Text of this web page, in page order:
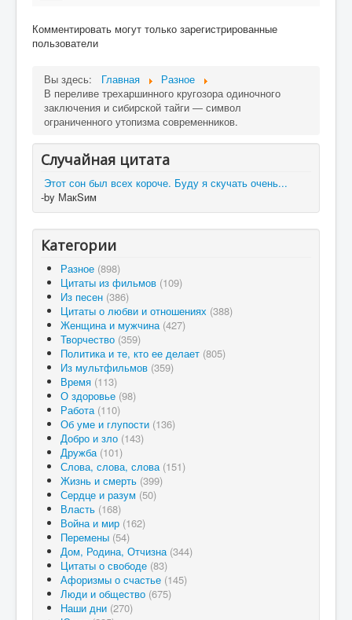
Комментировать могут только зарегистрированные
пользователи
Вы здесь: Главная
Разное
В переливе трехаршинного кругозора одиночного
заключения и сибирской тайги — символ
ограниченного утопизма современников.
Случайная цитата
Этот сон был всех короче. Буду я скучать очень...
-by МакSим
Категории
Разное (898)
Цитаты из фильмов (109)
Из песен (386)
Цитаты о любви и отношениях (388)
Женщина и мужчина (427)
Творчество (359)
Политика и те, кто ее делает (805)
Из мультфильмов (359)
Время (113)
О здоровье (98)
Работа (110)
Об уме и глупости (136)
Добро и зло (143)
Дружба (101)
Слова, слова, слова (151)
Жизнь и смерть (399)
Сердце и разум (50)
Власть (168)
Война и мир (162)
Перемены (54)
Дом, Родина, Отчизна (344)
Цитаты о свободе (83)
Афоризмы о счастье (145)
Люди и общество (675)
Наши дни (270)